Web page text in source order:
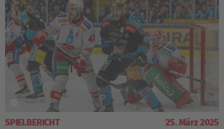
SPIELBERICHT 25. März 2025